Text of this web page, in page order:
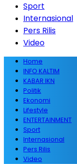
Sport
Internasional
Pers Rilis
Video
Home
INFO KALTIM
KABAR IKN
Politik
Ekonomi
Lifestyle
ENTERTAINMENT
Sport
Internasional
Pers Rilis
Video